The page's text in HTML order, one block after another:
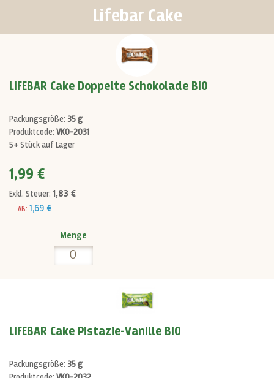
Lifebar Cake
LIFEBAR Cake Doppelte Schokolade BIO
Packungsgröße: 35 g
Produktcode: VK0-2031
5+ Stück auf Lager
1,99 €
Exkl. Steuer: 1,83 €
AB: 1,69 €
Menge
LIFEBAR Cake Pistazie-Vanille BIO
Packungsgröße: 35 g